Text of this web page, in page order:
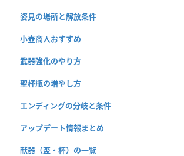
姿見の場所と解放条件
小壺商人おすすめ
武器強化のやり方
聖杯瓶の増やし方
エンディングの分岐と条件
アップデート情報まとめ
献器（盃・杯）の一覧